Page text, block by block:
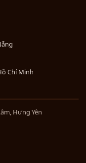
Chí Minh
Hưng Yên